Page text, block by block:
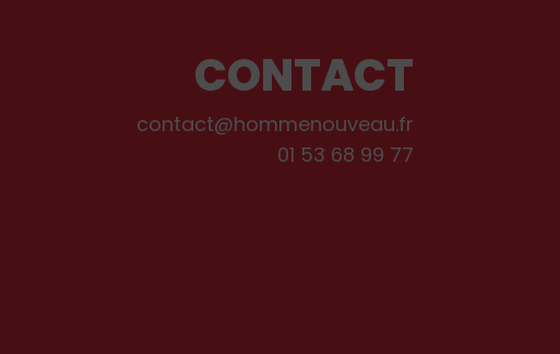
CONTACT
contact@hommenouveau.fr
01 53 68 99 77